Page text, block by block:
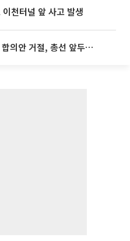
천터널 앞 사고 발생
거절, 총선 앞두고 시간 끌기”